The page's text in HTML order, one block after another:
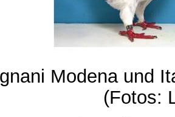
Modena und
(Fotos: